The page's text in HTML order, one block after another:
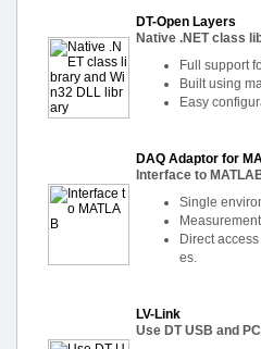
DT-Open Layers
Native .NET class
Full support
Built using
Easy
DAQ Adaptor for
Interface to
Single
Direct
es.
LV-Link
Use DT USB and